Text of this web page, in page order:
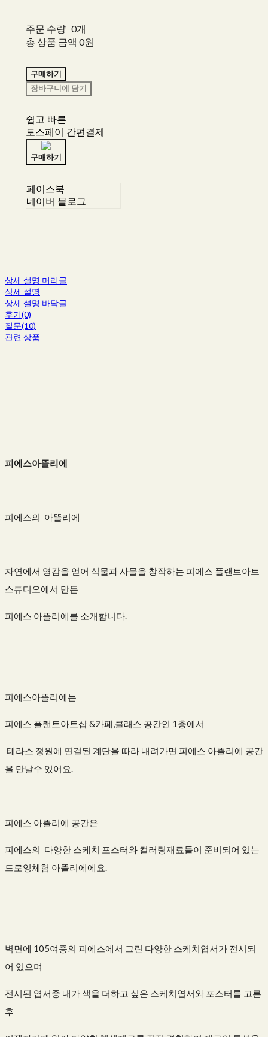
주문 수량 0개
총 상품 금액 0원
구매하기
장바구니에 담기
쉽고 빠른
토스페이 간편결제
구매하기
페이스북
네이버 블로그
상세 설명 머리글
상세 설명
상세 설명 바닥글
후기(0)
질문(10)
관련 상품
피에스아뜰리에
피에스의 아뜰리에
자연에서 영감을 얻어 식물과 사물을 창작하는 피에스 플랜트아트
스튜디오에서 만든
피에스 아뜰리에를 소개합니다.
피에스아뜰리에는
피에스 플랜트아트샵 &카페,클래스 공간인 1층에서
테라스 정원에 연결된 계단을 따라 내려가면 피에스 아뜰리에 공간
을 만날수 있어요.
피에스 아뜰리에 공간은
피에스의 다양한 스케치 포스터와 컬러링재료들이 준비되어 있는
드로잉체험 아뜰리에에요.
벽면에 105여종의 피에스에서 그린 다양한 스케치엽서가 전시되
어 있으며
전시된 엽서중 내가 색을 더하고 싶은 스케치엽서와 포스터를 고른
후